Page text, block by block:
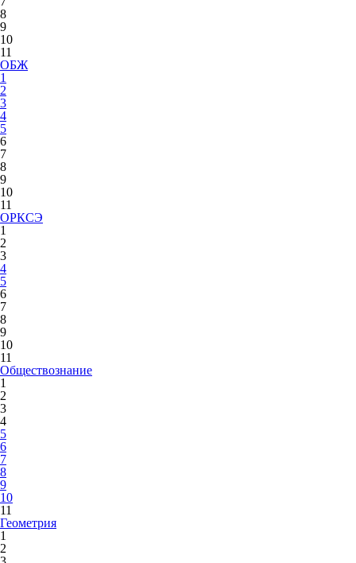
8
9
10
11
ОБЖ
1
2
3
4
5
6
7
8
9
10
11
ОРКСЭ
1
2
3
4
5
6
7
8
9
10
11
Обществознание
1
2
3
4
5
6
7
8
9
10
11
Геометрия
1
2